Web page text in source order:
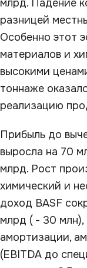
млрд. Падение
разницей
Особенно этот
материалов и
высокими
тоннаже
реализацию
Прибыль до
выросла на 70
млрд. Рост
химический и
доход BASF
млрд ( - 30
амортизации,
(EBITDA до